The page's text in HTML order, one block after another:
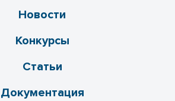
Новости
Конкурсы
Статьи
Документация